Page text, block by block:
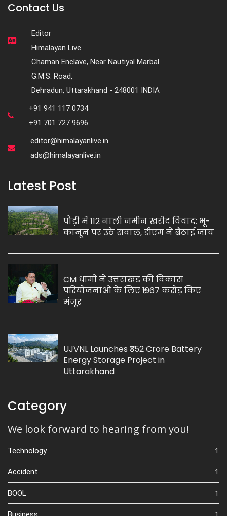
Contact Us
Editor
Himalayan Live
Chaman Enclave, Near Nautiyal Marbal
G.M.S. Road,
Dehradun, Uttarakhand - 248001 INDIA
+91 941 117 0734
+91 701 727 9696
editor@himalayanlive.in
ads@himalayanlive.in
Latest Post
पौड़ी में 112 नाली जमीन खरीद विवाद: भू-
कानून पर उठे सवाल, डीएम ने बैठाई जांच
CM धामी ने उत्तराखंड की विकास
परियोजनाओं के लिए ₹1967 करोड़ किए
मंजूर
UJVNL Launches ₹352 Crore Battery
Energy Storage Project in
Uttarakhand
Category
We look forward to hearing from you!
Technology 1
Accident 1
BOOL 1